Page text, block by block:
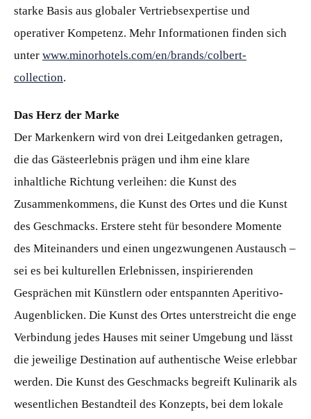
starke Basis aus globaler Vertriebsexpertise und
operativer Kompetenz. Mehr Informationen finden sich
unter www.minorhotels.com/en/brands/colbert-
collection.
Das Herz der Marke
Der Markenkern wird von drei Leitgedanken getragen,
die das Gästeerlebnis prägen und ihm eine klare
inhaltliche Richtung verleihen: die Kunst des
Zusammenkommens, die Kunst des Ortes und die Kunst
des Geschmacks. Erstere steht für besondere Momente
des Miteinanders und einen ungezwungenen Austausch –
sei es bei kulturellen Erlebnissen, inspirierenden
Gesprächen mit Künstlern oder entspannten Aperitivo-
Augenblicken. Die Kunst des Ortes unterstreicht die enge
Verbindung jedes Hauses mit seiner Umgebung und lässt
die jeweilige Destination auf authentische Weise erlebbar
werden. Die Kunst des Geschmacks begreift Kulinarik als
wesentlichen Bestandteil des Konzepts, bei dem lokale